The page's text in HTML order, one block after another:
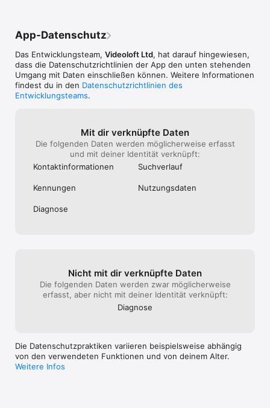
App-Datenschutz
Das Entwicklungsteam, Videoloft Ltd, hat darauf hingewiesen,
dass die Datenschutz­richtlinien der App den unten stehenden
Umgang mit Daten einschließen können. Weitere Informationen
findest du in den Datenschutzrichtlinien des
Entwicklungsteams.
Mit dir verknüpfte Daten
Die folgenden Daten werden möglicherweise erfasst
und mit deiner Identität verknüpft:
Kontakt­informa­tionen
Suchverlauf
Kennungen Nutzungs­daten
Diagnose
Nicht mit dir verknüpfte Daten
Die folgenden Daten werden zwar möglicherweise
erfasst, aber nicht mit deiner Identität verknüpft:
Diagnose
Die Datenschutzpraktiken variieren beispielsweise abhängig
von den verwendeten Funktionen und von deinem Alter.
Weitere Infos